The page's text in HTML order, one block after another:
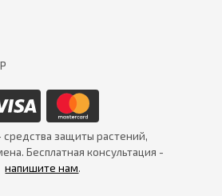
защиты растений,
Бесплатная консультация -
напишите нам.